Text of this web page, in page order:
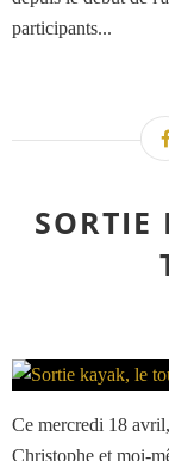
participants...
SORTIE
Ce mercredi 18
Christophe et moi-